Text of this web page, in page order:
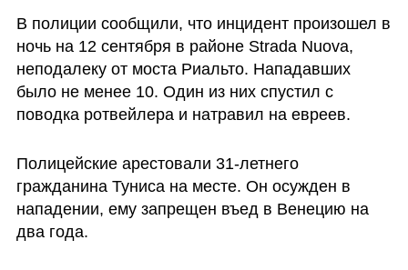
В полиции сообщили, что инцидент произошел в
ночь на 12 сентября в районе Strada Nuova,
неподалеку от моста Риальто. Нападавших
было не менее 10. Один из них спустил с
поводка ротвейлера и натравил на евреев.
Полицейские арестовали 31-летнего
гражданина Туниса на месте. Он осужден в
нападении, ему запрещен въед в Венецию на
два года.